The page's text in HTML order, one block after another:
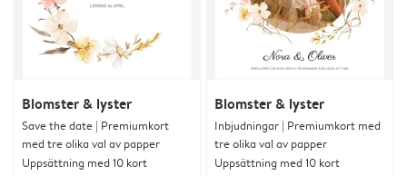
Blomster & lyster
Save the date | Premiumkort
med tre olika val av papper
Uppsättning med 10 kort
Blomster & lyster
Inbjudningar | Premiumkort med
tre olika val av papper
Uppsättning med 10 kort